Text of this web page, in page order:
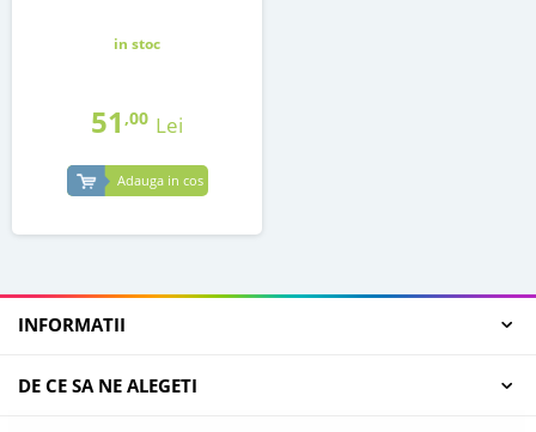
in stoc
51 ,00 Lei
Adauga in cos
INFORMATII
DE CE SA NE ALEGETI